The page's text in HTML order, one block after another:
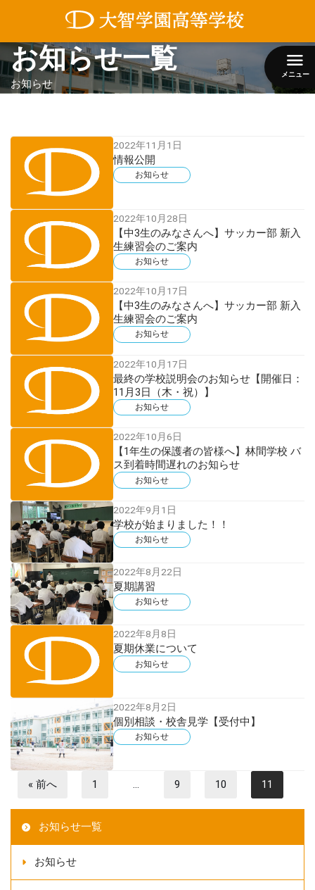
ン
テ
ン
ツ
ッ
メニュー
お知らせ一覧
お知らせ
2022年11月1日
情報公開
お知らせ
2022年10月28日
【中3生のみなさんへ】サッカー部 新入
生練習会のご案内
お知らせ
2022年10月17日
【中3生のみなさんへ】サッカー部 新入
生練習会のご案内
お知らせ
2022年10月17日
最終の学校説明会のお知らせ【開催日：
11月3日（木・祝）】
お知らせ
2022年10月6日
【1年生の保護者の皆様へ】林間学校 バ
ス到着時間遅れのお知らせ
お知らせ
2022年9月1日
学校が始まりました！！
お知らせ
2022年8月22日
夏期講習
お知らせ
2022年8月8日
夏期休業について
お知らせ
2022年8月2日
個別相談・校舎見学【受付中】
お知らせ
« 前へ 1 … 9 10 11
お知らせ一覧
お知らせ